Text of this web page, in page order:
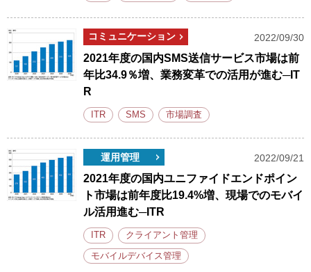
コミュニケーション 2022/09/30
2021年度の国内SMS送信サービス市場は前
年比34.9％増、業務変革での活用が進む─IT
R
ITR SMS 市場調査
運用管理 2022/09/21
2021年度の国内ユニファイドエンドポイン
ト市場は前年度比19.4%増、現場でのモバイ
ル活用進む─ITR
ITR クライアント管理
モバイルデバイス管理